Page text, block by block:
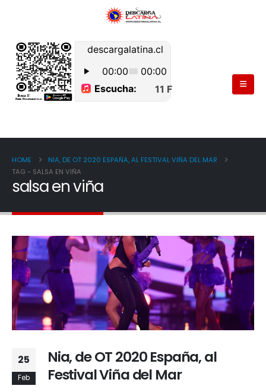
HOME
NIA, DE OT 2020 ESPAÑA, AL FESTIVAL VIÑA DEL MAR
TAG - SALSA EN VIÑA
salsa en viña
25
Feb
Nia, de OT 2020 España, al
Festival Viña del Mar